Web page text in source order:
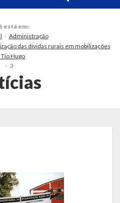
está em:
Administração
das dívidas rurais em mobilizações
Tio Hugo
3